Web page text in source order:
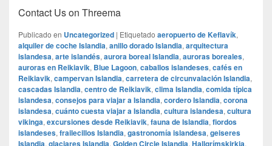
Contact Us on Threema
Publicado en Uncategorized | Etiquetado aeropuerto de Keflavík,
alquiler de coche Islandia, anillo dorado Islandia, arquitectura
islandesa, arte islandés, aurora boreal Islandia, auroras boreales,
auroras en Reikiavik, Blue Lagoon, caballos islandeses, cafés en
Reikiavik, campervan Islandia, carretera de circunvalación Islandia,
cascadas Islandia, centro de Reikiavik, clima Islandia, comida típica
islandesa, consejos para viajar a Islandia, cordero Islandia, corona
islandesa, cuánto cuesta viajar a Islandia, cultura islandesa, cultura
vikinga, excursiones desde Reikiavik, fauna de Islandia, fiordos
islandeses, frailecillos Islandia, gastronomía islandesa, geiseres
Islandia, glaciares Islandia, Golden Circle Islandia, Hallgrímskirkja,